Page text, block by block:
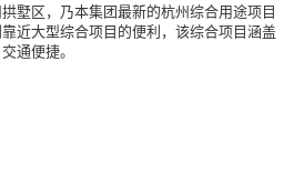
墅区，乃本集团最新的杭州综合用途项目
近大型综合项目的便利，该综合项目涵盖
通便捷。